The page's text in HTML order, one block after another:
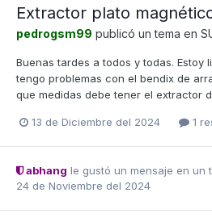
Extractor plato
pedrogsm99 publicó un tema en
Buenas tardes a todos y todas. Estoy
tengo problemas con el bendix de
que medidas debe tener el extractor
13 de Diciembre del 2024 1
abhang le gustó un mensaje en un
24 de Noviembre del 2024